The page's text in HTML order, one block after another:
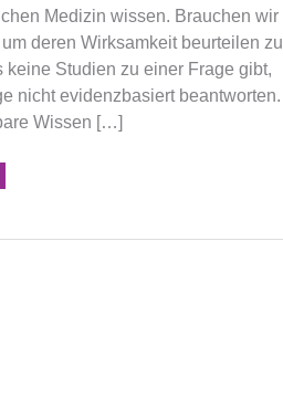
Medizin wissen. Brauchen wir
deren Wirksamkeit beurteilen zu
keine Studien zu einer Frage gibt,
nicht evidenzbasiert beantworten.
Wissen […]